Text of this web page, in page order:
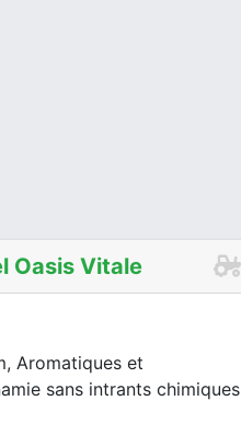
Oasis Vitale
Aromatiques et
sans intrants chimiques